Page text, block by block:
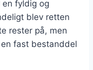
fyldig og
blev retten
rester på, men
fast bestanddel